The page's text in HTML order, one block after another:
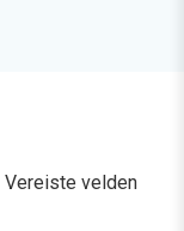
Vereiste velden